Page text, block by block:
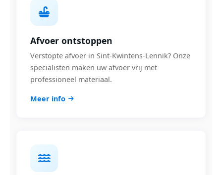
Afvoer ontstoppen
Verstopte afvoer in Sint-Kwintens-Lennik? Onze
specialisten maken uw afvoer vrij met
professioneel materiaal.
Meer info